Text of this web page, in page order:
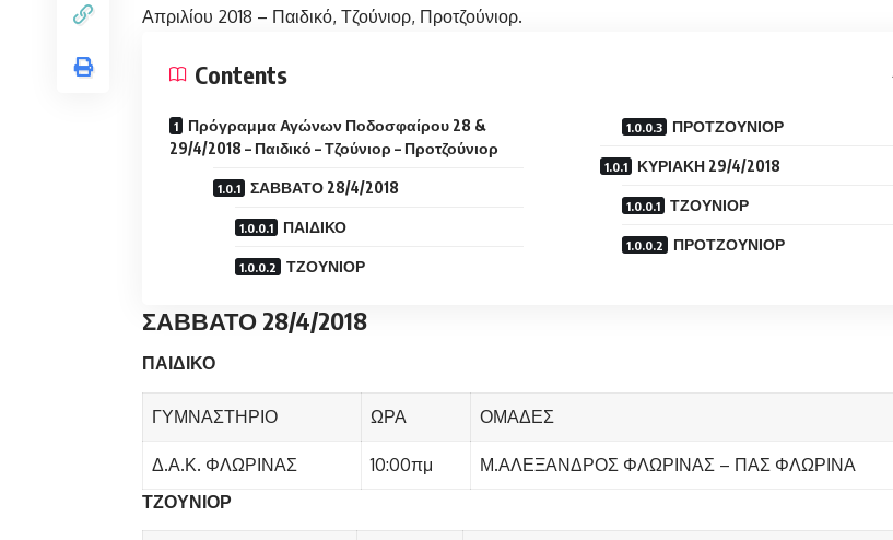
Απριλίου 2018 – Παιδικό, Τζούνιορ, Προτζούνιορ.
Contents
Πρόγραμμα Αγώνων Ποδοσφαίρου 28 &
29/4/2018 – Παιδικό – Τζούνιορ – Προτζούνιορ
ΣΑΒΒΑΤΟ 28/4/2018
ΠΑΙΔΙΚΟ
ΤΖΟΥΝΙΟΡ
ΠΡΟΤΖΟΥΝΙΟΡ
ΚΥΡΙΑΚΗ 29/4/2018
ΤΖΟΥΝΙΟΡ
ΠΡΟΤΖΟΥΝΙΟΡ
ΣΑΒΒΑΤΟ 28/4/2018
ΠΑΙΔΙΚΟ
ΓΥΜΝΑΣΤΗΡΙΟ ΩΡΑ ΟΜΑΔΕΣ
Δ.Α.Κ. ΦΛΩΡΙΝΑΣ 10:00πμ
Μ.ΑΛΕΞΑΝΔΡΟΣ ΦΛΩΡΙΝΑΣ – ΠΑΣ ΦΛΩΡΙΝΑ
ΤΖΟΥΝΙΟΡ